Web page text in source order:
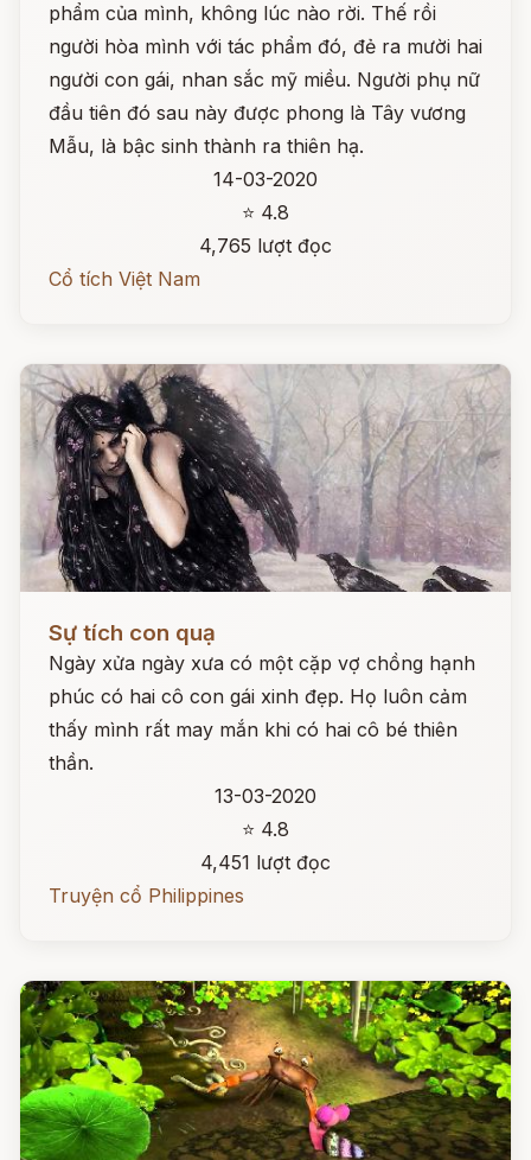
phẩm của mình, không lúc nào rời. Thế rồi
người hòa mình với tác phẩm đó, đẻ ra mười hai
người con gái, nhan sắc mỹ miều. Người phụ nữ
đầu tiên đó sau này được phong là Tây vương
Mẫu, là bậc sinh thành ra thiên hạ.
14-03-2020
⭐ 4.8
4,765 lượt đọc
Cổ tích Việt Nam
Sự tích con quạ
Ngày xửa ngày xưa có một cặp vợ chồng hạnh
phúc có hai cô con gái xinh đẹp. Họ luôn cảm
thấy mình rất may mắn khi có hai cô bé thiên
thần.
13-03-2020
⭐ 4.8
4,451 lượt đọc
Truyện cổ Philippines